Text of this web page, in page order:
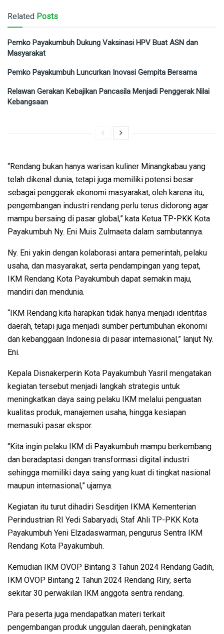
Related Posts
Pemko Payakumbuh Dukung Vaksinasi HPV Buat ASN dan
Masyarakat
Pemko Payakumbuh Luncurkan Inovasi Gempita Bersama
Relawan Gerakan Kebajikan Pancasila Menjadi Penggerak Nilai
Kebangsaan
“Rendang bukan hanya warisan kuliner Minangkabau yang
telah dikenal dunia, tetapi juga memiliki potensi besar
sebagai penggerak ekonomi masyarakat, oleh karena itu,
pengembangan industri rendang perlu terus didorong agar
mampu bersaing di pasar global,” kata Ketua TP-PKK Kota
Payakumbuh Ny. Eni Muis Zulmaeta dalam sambutannya.
Ny. Eni yakin dengan kolaborasi antara pemerintah, pelaku
usaha, dan masyarakat, serta pendampingan yang tepat,
IKM Rendang Kota Payakumbuh dapat semakin maju,
mandiri dan mendunia.
“IKM Rendang kita harapkan tidak hanya menjadi identitas
daerah, tetapi juga menjadi sumber pertumbuhan ekonomi
dan kebanggaan Indonesia di pasar internasional,” lanjut Ny.
Eni.
Kepala Disnakerperin Kota Payakumbuh Yasril mengatakan
kegiatan tersebut menjadi langkah strategis untuk
meningkatkan daya saing pelaku IKM melalui penguatan
kualitas produk, manajemen usaha, hingga kesiapan
memasuki pasar ekspor.
“Kita ingin pelaku IKM di Payakumbuh mampu berkembang
dan beradaptasi dengan transformasi digital industri
sehingga memiliki daya saing yang kuat di tingkat nasional
maupun internasional,” ujarnya.
Kegiatan itu turut dihadiri Sesditjen IKMA Kementerian
Perindustrian RI Yedi Sabaryadi, Staf Ahli TP-PKK Kota
Payakumbuh Yeni Elzadaswarman, pengurus Sentra IKM
Rendang Kota Payakumbuh.
Kemudian IKM OVOP Bintang 3 Tahun 2024 Rendang Gadih,
IKM OVOP Bintang 2 Tahun 2024 Rendang Riry, serta
sekitar 30 perwakilan IKM anggota sentra rendang.
Para peserta juga mendapatkan materi terkait
pengembangan produk unggulan daerah, peningkatan